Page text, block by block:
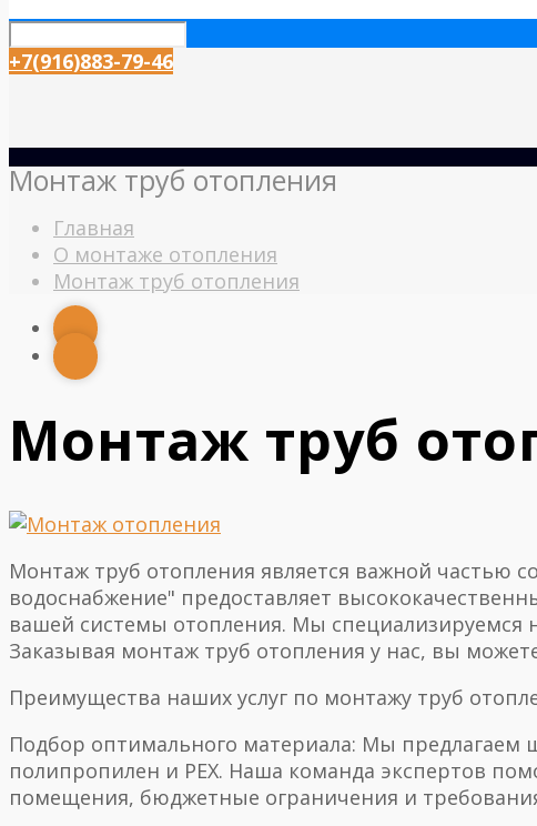
+7(916)883-79-46
Монтаж труб отопления
Главная
О монтаже отопления
Монтаж труб отопления
Монтаж труб
Монтаж труб отопления является важной частью
водоснабжение" предоставляет
вашей системы отопления. Мы специализируемся
Заказывая монтаж труб отопления у нас, вы
Преимущества наших услуг по монтажу труб
Подбор оптимального материала: Мы
полипропилен и PEX. Наша команда экспертов
помещения, бюджетные ограничения и